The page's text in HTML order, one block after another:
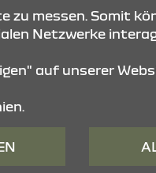
zu messen. Somit
Netzwerke
auf unserer